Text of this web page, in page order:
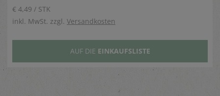
€ 4,49 / STK
inkl. MwSt. zzgl. Versandkosten
AUF DIE EINKAUFSLISTE